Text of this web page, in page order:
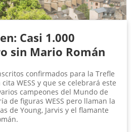
Casi 1.000
sin Mario Román
confirmados para la Trefle
WESS y que se celebrará este
campeones del Mundo de
de figuras WESS pero llaman la
de Young, Jarvis y el flamante